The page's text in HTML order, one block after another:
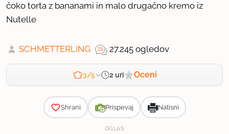
čoko torta z bananami in malo drugačno kremo iz
Nutelle
SCHMETTERLING 27.245 ogledov
3/5 2 uri Oceni
Shrani Prispevaj Natisni
OGLAS